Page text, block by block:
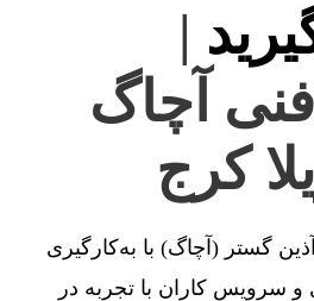
|
آچاگ
کرج
گستر (آچاگ) با به‌کارگیری
سرویس کاران با تجربه در